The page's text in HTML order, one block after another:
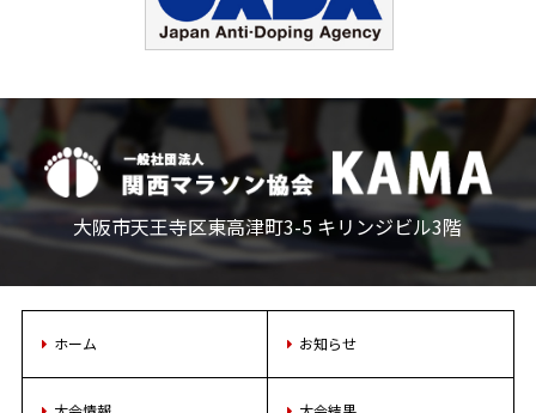
大阪市天王寺区東高津町3-5 キリンジビル3階
ホーム お知らせ